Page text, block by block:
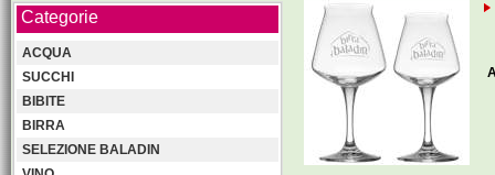
Categorie
ACQUA
SUCCHI
BIBITE
BIRRA
SELEZIONE BALADIN